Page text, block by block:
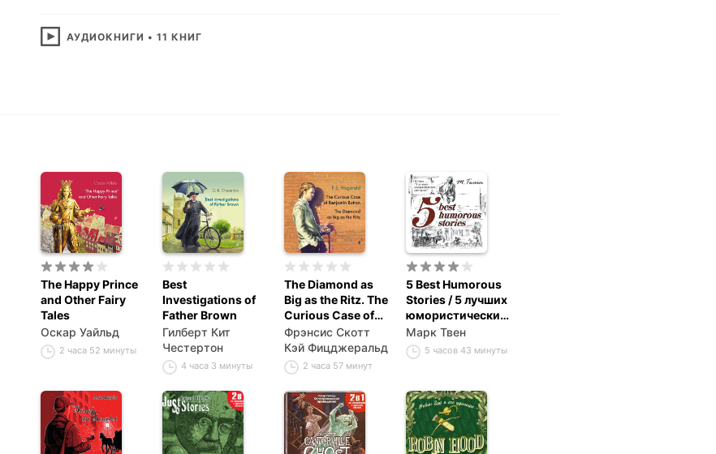
АУДИОКНИГИ • 11 КНИГ
The Happy Prince
and Other Fairy
Tales
Оскар Уайльд
2 часа 52 минуты
Best
Investigations of
Father Brown
Гилберт Кит
Честертон
4 часа 3 минуты
The Diamond as
Big as the Ritz. The
Curious Case of
Benjamin Button
Фрэнсис Скотт
Кэй Фицджеральд
2 часа 57 минут
5 Best Humorous
Stories / 5 лучших
юмористических
историй
Марк Твен
5 часов 43 минуты